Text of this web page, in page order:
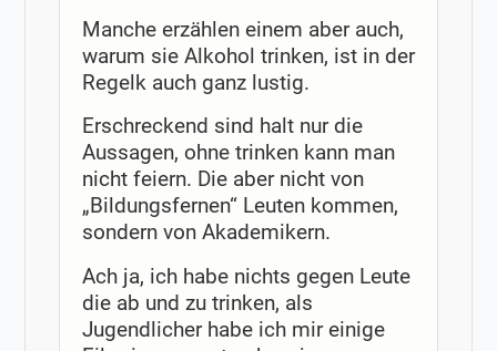
Manche erzählen einem aber auch,
warum sie Alkohol trinken, ist in der
Regelk auch ganz lustig.
Erschreckend sind halt nur die
Aussagen, ohne trinken kann man
nicht feiern. Die aber nicht von
„Bildungsfernen“ Leuten kommen,
sondern von Akademikern.
Ach ja, ich habe nichts gegen Leute
die ab und zu trinken, als
Jugendlicher habe ich mir einige